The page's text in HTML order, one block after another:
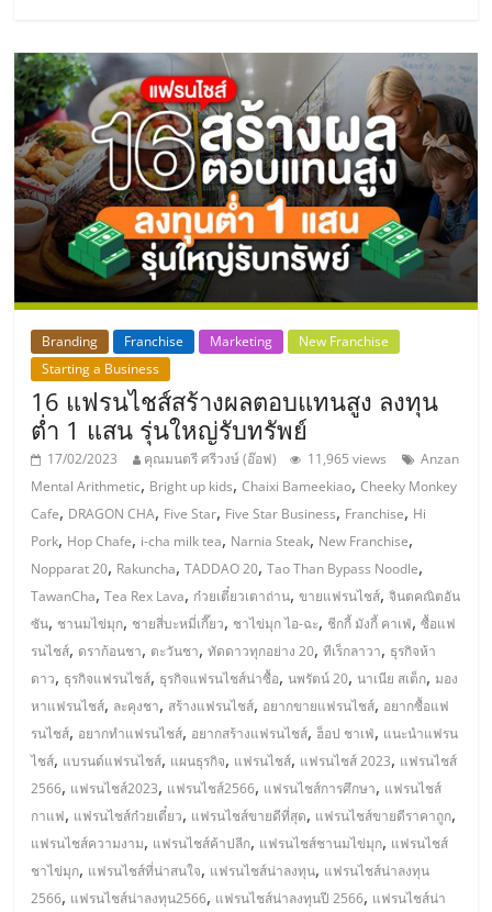
น้อย
คืน
ทุน
ไว,
ที่
ปรึกษา
การ
ลงทุน
และ
ขยาย
สา
ขา
แฟ
รน
ไชส์,
Branding Franchise Marketing
New Franchise
Starting a Business
16 แฟรนไชส์สร้างผลตอบแทนสูง ลงทุน
ต่ำ 1 แสน รุ่นใหญ่รับทรัพย์
17/02/2023 คุณมนตรี ศรีวงษ์ (อ๊อฟ) 11,965 views
Anzan
Mental Arithmetic, Bright up kids,Chaixi Bameekiao,Cheeky Monkey
Cafe, DRAGON CHA, Five Star, Five Star Business, Franchise, Hi
Pork, Hop Chafe, i-cha milk tea, Narnia Steak, New Franchise,
Nopparat 20, Rakuncha,TADDAO 20,Tao Than Bypass Noodle,
TawanCha,Tea Rex Lava, ก๋วยเตี๋ยวเตาถ่าน,ขายแฟรนไชส์,จินตคณิตอัน
ซัน, ชานมไข่มุก, ชายสี่บะหมี่เกี๊ยว, ชาไข่มุก ไอ-ฉะ, ชีกกี้ มังกี้ คาเฟ่,ซื้อแฟ
รนไชส์, ดราก้อนชา, ตะวันชา,ทัดดาวทุกอย่าง 20,ทีเร็กลาวา, ธุรกิจห้า
ดาว, ธุรกิจแฟรนไชส์, ธุรกิจแฟรนไชส์น่าซื้อ,นพรัตน์ 20,นาเนีย สเต็ก,มอง
หาแฟรนไชส์, ละคุงชา, สร้างแฟรนไชส์, อยากขายแฟรนไชส์, อยากซื้อแฟ
รนไชส์, อยากทำแฟรนไชส์, อยากสร้างแฟรนไชส์, ฮ็อป ชาเฟ่, แนะนำแฟรน
ไชส์, แบรนด์แฟรนไชส์, แผนธุรกิจ, แฟรนไชส์, แฟรนไชส์ 2023, แฟรนไชส์
2566, แฟรนไชส์2023, แฟรนไชส์2566, แฟรนไชส์การศึกษา, แฟรนไชส์
กาแฟ, แฟรนไชส์ก๋วยเตี๋ยว, แฟรนไชส์ขายดีที่สุด, แฟรนไชส์ขายดีราคาถูก,
แฟรนไชส์ความงาม, แฟรนไชส์ค้าปลีก, แฟรนไชส์ชานมไข่มุก, แฟรนไชส์
ชาไข่มุก, แฟรนไชส์ที่น่าสนใจ, แฟรนไชส์น่าลงทุน, แฟรนไชส์น่าลงทุน
2566, แฟรนไชส์น่าลงทุน2566, แฟรนไชส์น่าลงทุนปี 2566, แฟรนไชส์น่า